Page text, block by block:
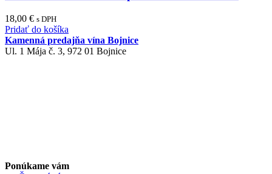
18,00 € s DPH
Pridať do košíka
Kamenná predajňa vína Bojnice
Ul. 1 Mája č. 3, 972 01 Bojnice
Ponúkame vám